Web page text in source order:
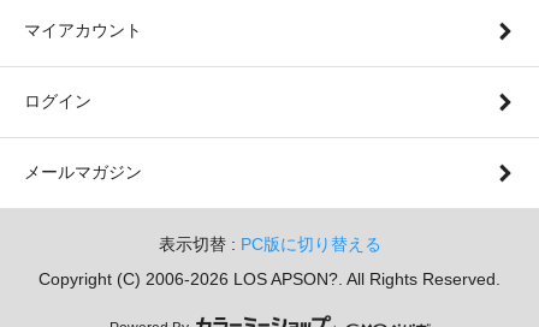
マイアカウント
ログイン
メールマガジン
表示切替 : PC版に切り替える
Copyright (C) 2006-2026 LOS APSON?. All Rights Reserved.